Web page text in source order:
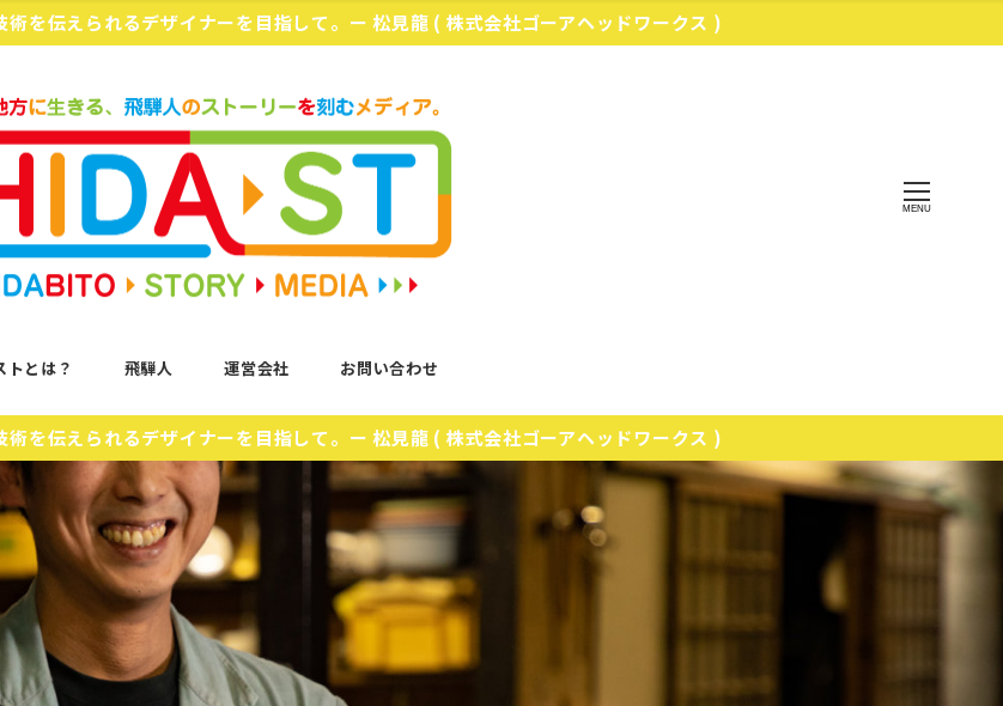
術を伝えられるデザイナーを目指して。ー 松見龍 ( 株式会社ゴーアヘッドワークス )
MENU
トとは？ 飛騨人 運営会社 お問い合わせ
術を伝えられるデザイナーを目指して。ー 松見龍 ( 株式会社ゴーアヘッドワークス )